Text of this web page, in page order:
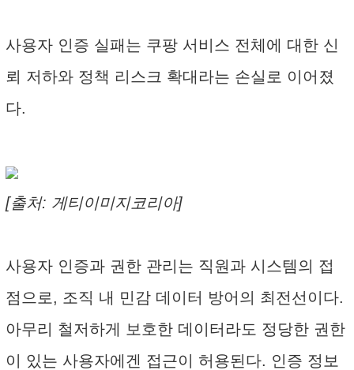
사용자 인증 실패는 쿠팡 서비스 전체에 대한 신
뢰 저하와 정책 리스크 확대라는 손실로 이어졌
다.
[출처: 게티이미지코리아]
사용자 인증과 권한 관리는 직원과 시스템의 접
점으로, 조직 내 민감 데이터 방어의 최전선이다.
아무리 철저하게 보호한 데이터라도 정당한 권한
이 있는 사용자에겐 접근이 허용된다. 인증 정보